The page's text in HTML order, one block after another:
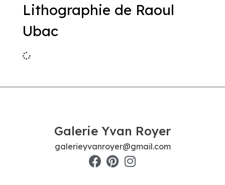
Lithographie de Raoul
Ubac
Galerie Yvan Royer
galerieyvanroyer@gmail.com